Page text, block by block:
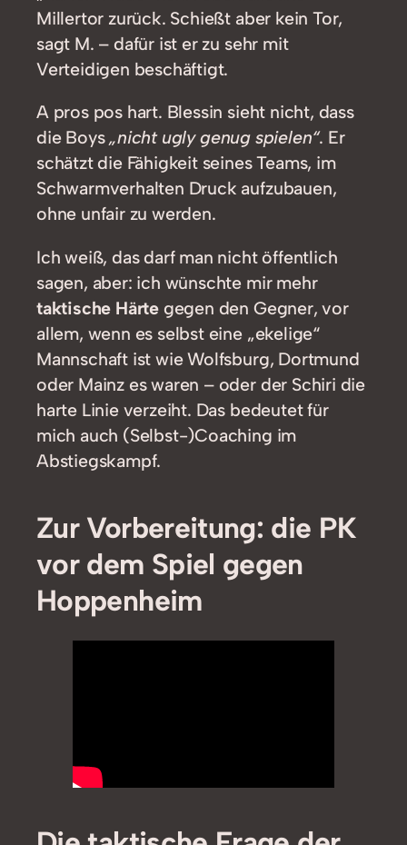
Millertor zurück. Schießt aber kein Tor,
sagt M. – dafür ist er zu sehr mit
Verteidigen beschäftigt.
A pros pos hart. Blessin sieht nicht, dass
die Boys„nicht ugly genug spielen“. Er
schätzt die Fähigkeit seines Teams, im
Schwarmverhalten Druck aufzubauen,
ohne unfair zu werden.
Ich weiß, das darf man nicht öffentlich
sagen, aber: ich wünschte mir mehr
taktische Härte gegen den Gegner, vor
allem, wenn es selbst eine „ekelige“
Mannschaft ist wie Wolfsburg, Dortmund
oder Mainz es waren – oder der Schiri die
harte Linie verzeiht. Das bedeutet für
mich auch (Selbst-)Coaching im
Abstiegskampf.
Zur Vorbereitung: die PK
vor dem Spiel gegen
Hoppenheim